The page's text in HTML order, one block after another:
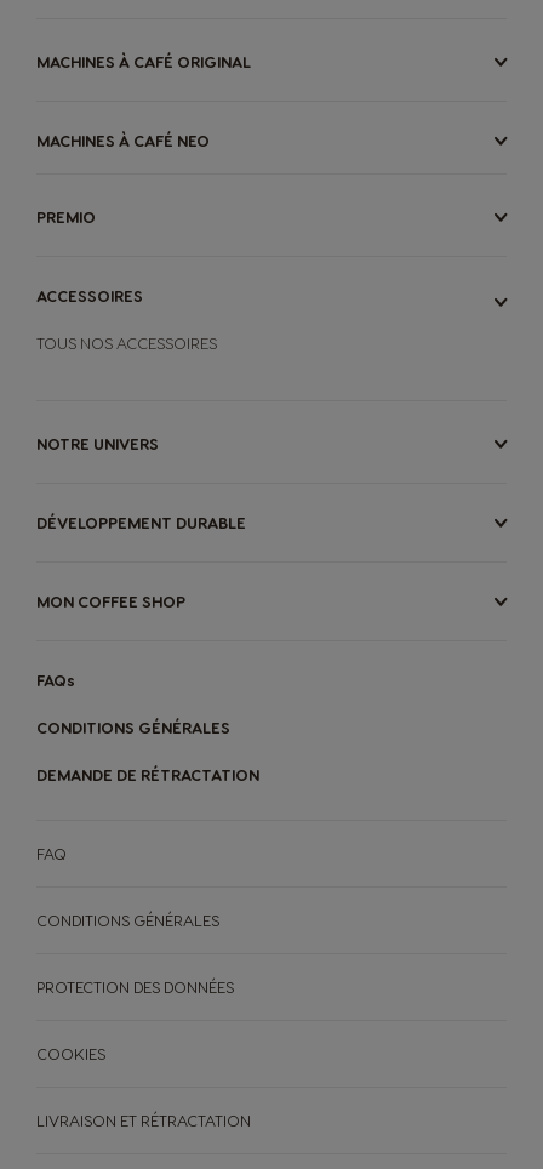
MACHINES À CAFÉ ORIGINAL
MACHINES À CAFÉ NEO
PREMIO
ACCESSOIRES
TOUS NOS ACCESSOIRES
NOTRE UNIVERS
DÉVELOPPEMENT DURABLE
MON COFFEE SHOP
FAQs
CONDITIONS GÉNÉRALES
DEMANDE DE RÉTRACTATION
FAQ
CONDITIONS GÉNÉRALES
PROTECTION DES DONNÉES
COOKIES
LIVRAISON ET RÉTRACTATION